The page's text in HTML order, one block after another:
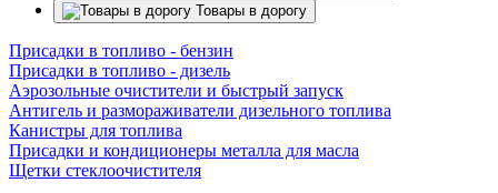
Товары в дорогу
Присадки в топливо - бензин
Присадки в топливо - дизель
Аэрозольные очистители и быстрый запуск
Антигель и размораживатели дизельного топлива
Канистры для топлива
Присадки и кондиционеры металла для масла
Щетки стеклоочистителя